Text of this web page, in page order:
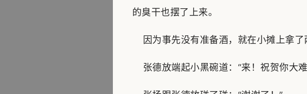
的臭干也摆了上来。
因为事先没有准备酒，就在小摊上拿了
张德放端起小黑碗道：“来！祝贺你大